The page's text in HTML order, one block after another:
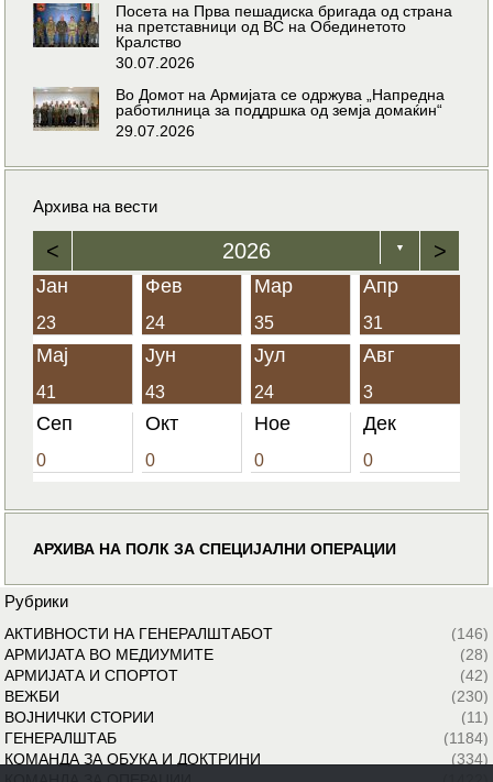
Посета на Прва пешадиска бригада од страна
на претставници од ВС на Обединетото
Кралство
30.07.2026
Во Домот на Армијата се одржува „Напредна
работилница за поддршка од земја домаќин“
29.07.2026
Архива на вести
< 2026 ▼ >
Јан
23
Фев
24
Мар
35
Апр
31
Мај
41
Јун
43
Јул
24
Авг
3
Сеп
0
Окт
0
Ное
0
Дек
0
АРХИВА НА ПОЛК ЗА СПЕЦИЈАЛНИ ОПЕРАЦИИ
Рубрики
АКТИВНОСТИ НА ГЕНЕРАЛШТАБОТ
(146)
АРМИЈАТА ВО МЕДИУМИТЕ
(28)
АРМИЈАТА И СПОРТОТ
(42)
ВЕЖБИ
(230)
ВОЈНИЧКИ СТОРИИ
(11)
ГЕНЕРАЛШТАБ
(1184)
КОМАНДА ЗА ОБУКА И ДОКТРИНИ
(334)